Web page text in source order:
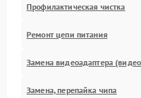
Профилактическая чистка
Ремонт цепи питания
Замена видеоадаптера
Замена, перепайка чипа